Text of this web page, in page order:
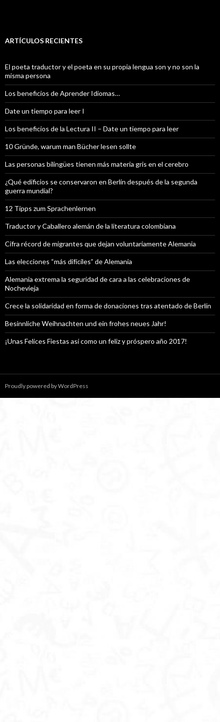
ARTÍCULOS RECIENTES
El poeta traductor y el poeta en su propia lengua son y no son la
misma persona
Los beneficios de Aprender Idiomas…
Date un tiempo para leer I
Los beneficios de la Lectura II – Date un tiempo para leer
10 Gründe, warum man Bücher lesen sollte
Las personas bilingües tienen más materia gris en el cerebro
¿Qué edificios se conservaron en Berlín después de la segunda
guerra mundial?
12 Tipps zum Sprachenlernen
Traductor y Caballero alemán de la literatura colombiana
Cifra récord de migrantes que dejan voluntariamente Alemania
Las elecciones “más difíciles” de Alemania
Alemania extrema la seguridad de cara a las celebraciones de
Nochevieja
Crece la solidaridad en forma de donaciones tras atentado de Berlín
Besinnliche Weihnachten und ein frohes neues Jahr!
¡Unas Felices Fiestas así como un feliz y próspero año 2017!
Proudly powered by WordPress